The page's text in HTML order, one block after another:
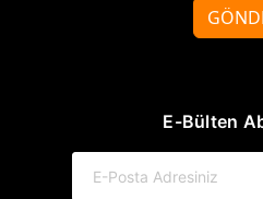
E-Bülten